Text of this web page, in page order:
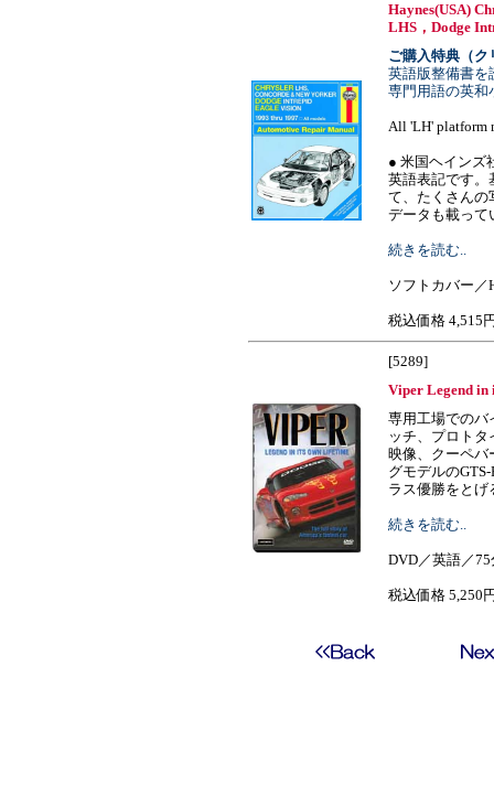
Haynes(USA)
LHS，Dodge
ご購入特典（ク
英語版整備書を
専門用語の英和
All 'LH' platform
● 米国ヘインズ
英語表記です。
て、たくさんの
データも載って
続きを読む..
ソフトカバー／
税込価格 4,515
[5289]
Viper Legend in
専用工場でのバ
ッチ、プロト
映像、クーペバ
グモデルの
ラス優勝をとげ
続きを読む..
DVD／英語／75
税込価格 5,250